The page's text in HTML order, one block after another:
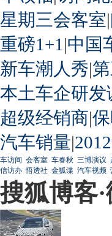
星期三会客室|
重磅1+1 |中国
新车潮人秀|
本土车企研发
超级经销商|
汽车销量|
车访间 会客室 车春秋 三博演议
信访办 悟透社 金狐谍 汽车视频
搜狐博客